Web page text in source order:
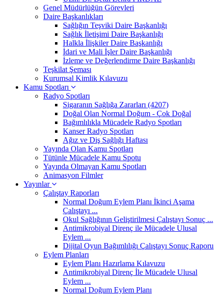
Genel Müdürlüğün Görevleri
Daire Başkanlıkları
Sağlığın Teşviki Daire Başkanlığı
Sağlık İletişimi Daire Başkanlığı
Halkla İlişkiler Daire Başkanlığı
İdari ve Mali İşler Daire Başkanlığı
İzleme ve Değerlendirme Daire Başkanlığı
Teşkilat Şeması
Kurumsal Kimlik Kılavuzu
Kamu Spotları
Radyo Spotları
Sigaranın Sağlığa Zararları (4207)
Doğal Olan Normal Doğum - Çok Doğal
Bağımlılıkla Mücadele Radyo Spotları
Kanser Radyo Spotları
Ağız ve Diş Sağlığı Haftası
Yayında Olan Kamu Spotları
Tütünle Mücadele Kamu Spotu
Yayında Olmayan Kamu Spotları
Animasyon Filmler
Yayınlar
Çalıştay Raporları
Normal Doğum Eylem Planı İkinci Aşama
Çalıştayı ...
Okul Sağlığının Geliştirilmesi Çalıştayı Sonuç ...
Antimikrobiyal Direnç ile Mücadele Ulusal
Eylem ...
Dijital Oyun Bağımlılığı Çalıştayı Sonuç Raporu
Eylem Planları
Eylem Planı Hazırlama Kılavuzu
Antimikrobiyal Direnç İle Mücadele Ulusal
Eylem ...
Normal Doğum Eylem Planı